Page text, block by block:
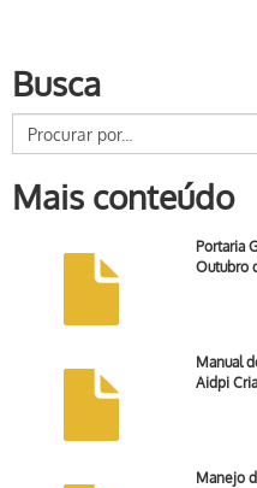
Busca
Mais conteúdo
Portaria
Outubro
Manual
Aidpi
Manejo